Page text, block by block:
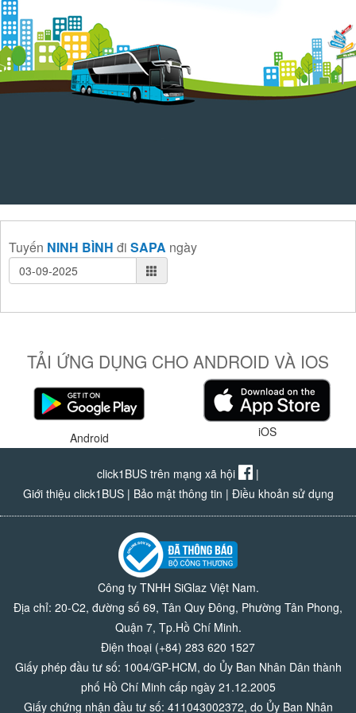
Tuyến NINH BÌNH đi SAPA ngày
TẢI ỨNG DỤNG CHO ANDROID VÀ IOS
Android iOS
click1BUS trên mạng xã hội
|
Giới thiệu click1BUS| Bảo mật thông tin | Điều khoản sử dụng
Công ty TNHH SiGlaz Việt Nam.
Địa chỉ: 20-C2, đường số 69, Tân Quy Đông, Phường Tân Phong,
Quận 7, Tp.Hồ Chí Minh.
Điện thoại (+84) 283 620 1527
Giấy phép đầu tư số: 1004/GP-HCM, do Ủy Ban Nhân Dân thành
phố Hồ Chí Minh cấp ngày 21.12.2005
Giấy chứng nhận đầu tư số: 411043002372, do Ủy Ban Nhân